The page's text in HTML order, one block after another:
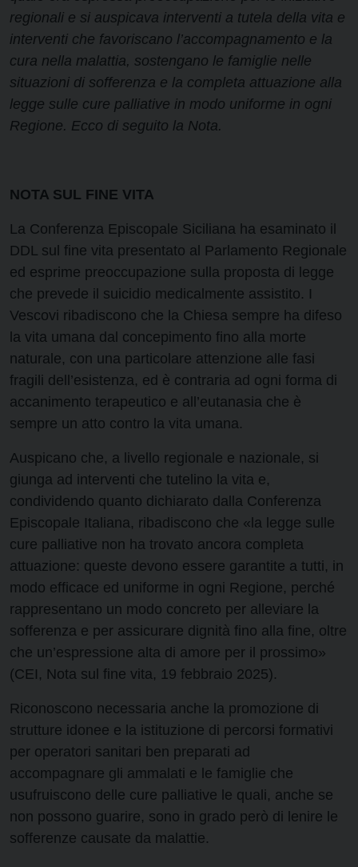
regionali e si auspicava interventi a tutela della vita e
interventi che favoriscano l’accompagnamento e la
cura nella malattia, sostengano le famiglie nelle
situazioni di sofferenza e la completa attuazione alla
legge sulle cure palliative in modo uniforme in ogni
Regione. Ecco di seguito la Nota.
NOTA SUL FINE VITA
La Conferenza Episcopale Siciliana ha esaminato il
DDL sul fine vita presentato al Parlamento Regionale
ed esprime preoccupazione sulla proposta di legge
che prevede il suicidio medicalmente assistito. I
Vescovi ribadiscono che la Chiesa sempre ha difeso
la vita umana dal concepimento fino alla morte
naturale, con una particolare attenzione alle fasi
fragili dell’esistenza, ed è contraria ad ogni forma di
accanimento terapeutico e all’eutanasia che è
sempre un atto contro la vita umana.
Auspicano che, a livello regionale e nazionale, si
giunga ad interventi che tutelino la vita e,
condividendo quanto dichiarato dalla Conferenza
Episcopale Italiana, ribadiscono che «la legge sulle
cure palliative non ha trovato ancora completa
attuazione: queste devono essere garantite a tutti, in
modo efficace ed uniforme in ogni Regione, perché
rappresentano un modo concreto per alleviare la
sofferenza e per assicurare dignità fino alla fine, oltre
che un’espressione alta di amore per il prossimo»
(CEI, Nota sul fine vita, 19 febbraio 2025).
Riconoscono necessaria anche la promozione di
strutture idonee e la istituzione di percorsi formativi
per operatori sanitari ben preparati ad
accompagnare gli ammalati e le famiglie che
usufruiscono delle cure palliative le quali, anche se
non possono guarire, sono in grado però di lenire le
sofferenze causate da malattie.